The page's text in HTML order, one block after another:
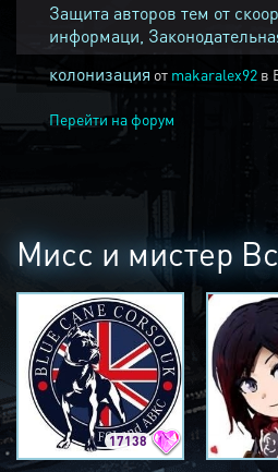
Защита авторов тем от
информаци,
колонизация от makaralex92 в
Перейти на форум
Мисс и мистер
17138